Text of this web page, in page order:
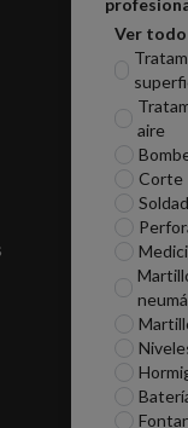
Ver todo
aire
Corte